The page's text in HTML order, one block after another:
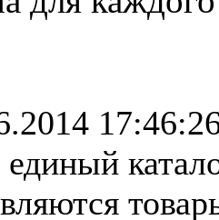
единый